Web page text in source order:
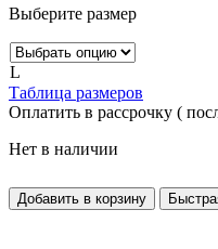
Выберите размер
L
Таблица размеров
Оплатить в рассрочку (
Нет в наличии
Добавить в корзину